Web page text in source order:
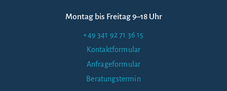
Montag bis Freitag 9–18 Uhr
+49 341 92 71 36 15
Kontaktformular
Anfrageformular
Beratungstermin